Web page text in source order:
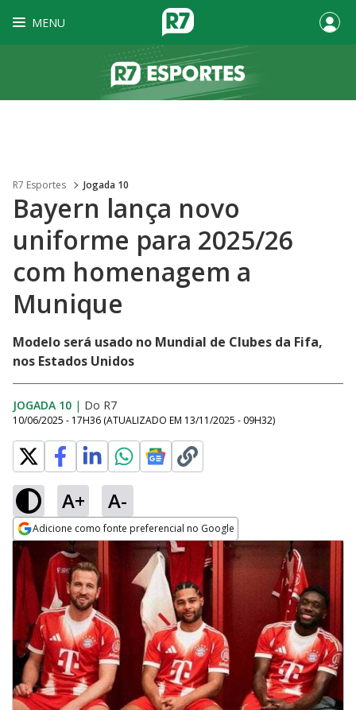
MENU
R7 Esportes Jogada 10
Bayern lança novo
uniforme para 2025/26
com homenagem a
Munique
Modelo será usado no Mundial de Clubes da Fifa,
nos Estados Unidos
JOGADA 10 | Do R7
10/06/2025 - 17H36 (ATUALIZADO EM 13/11/2025 - 09H32)
A+ A-
Adicione como fonte preferencial no Google
Opens in new window